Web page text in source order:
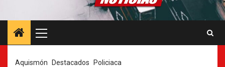
principal
Aquismón Destacados Policiaca